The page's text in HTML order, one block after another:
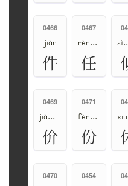
0466
jiàn
件
0467
rèn、rén
任
sì
0469
jià、jiè、jie
价
0471
fèn、bīn
份
0470 0454